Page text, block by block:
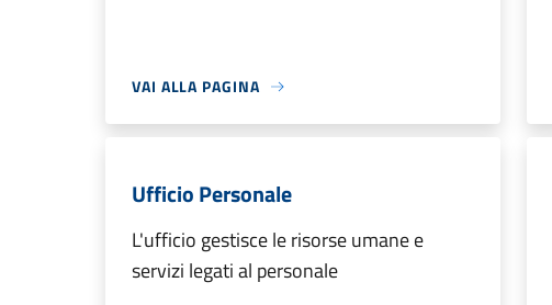
VAI ALLA PAGINA
Ufficio Personale
L'ufficio gestisce le risorse umane e
servizi legati al personale